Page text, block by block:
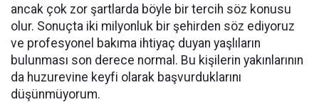
ancak çok zor şartlarda böyle bir tercih söz konusu
olur. Sonuçta iki milyonluk bir şehirden söz ediyoruz
ve profesyonel bakıma ihtiyaç duyan yaşlıların
bulunması son derece normal. Bu kişilerin yakınlarının
da huzurevine keyfi olarak başvurduklarını
düşünmüyorum.